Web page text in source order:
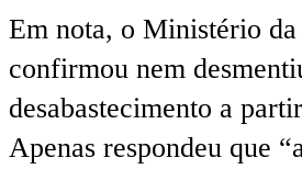
Em nota, o Ministério da
confirmou nem
desabastecimento a
Apenas respondeu que